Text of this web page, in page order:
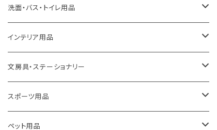
a.depeche
ROOTOTE
100percent
藤田金属
TG
アクセサリー
トートバッグ
保冷バッグ
リュックサック
ショルダーバッグ
キッチンラック
キッチンペーパーホルダー
食器・テーブルウェア
ゴミ箱
収納用品
洗面・バス・トイレ用品
洗面用品
掃除・洗濯用品
トイレ用品
バス用品
インテリア用品
アイロン台
アクセサリー収納
ウェットティッシュケース
文房具・ステーショナリー
筆記具・ペン
ノート
スポーツ用品
卓球用品
ペット用品